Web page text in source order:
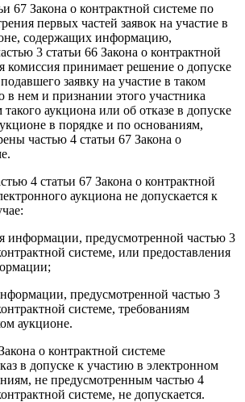
67 Закона о контрактной системе по
первых частей заявок на участие в
содержащих информацию,
3 статьи 66 Закона о контрактной
комиссия принимает решение о допуске
заявку на участие в таком
в нем и признании этого участника
аукциона или об отказе в допуске
в порядке и по основаниям,
частью 4 статьи 67 Закона о
4 статьи 67 Закона о контрактной
аукциона не допускается к
информации, предусмотренной частью 3
системе, или предоставления
предусмотренной частью 3
системе, требованиям
аукционе.
о контрактной системе
в допуске к участию в электронном
не предусмотренным частью 4
системе, не допускается.